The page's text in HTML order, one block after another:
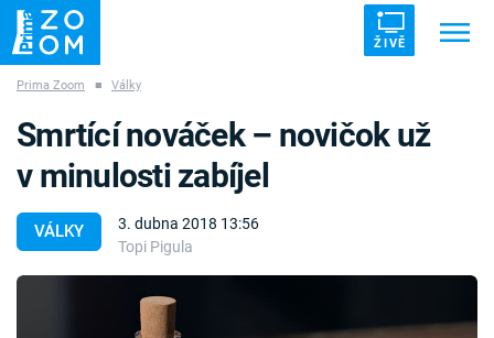
ŽIVĚ
ZÁHADY VETŘELCI DÁVNOVĚKU
Prima Zoom ■ Války
VÁLKY
3. dubna 2018 13:56
Topi Pigula
Smrtící nováček – novičok už
v minulosti zabíjel